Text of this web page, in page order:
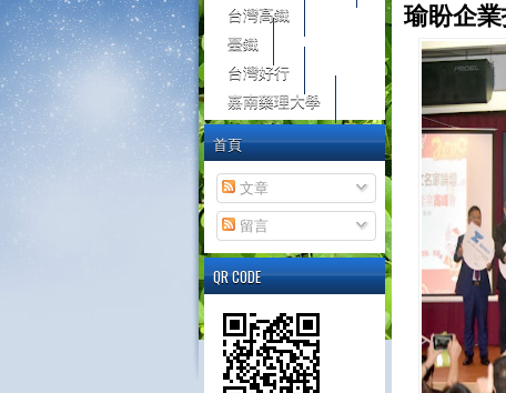
瑜盼企
台灣高鐵
臺鐵
台灣好行
嘉南藥理大學
首頁
文章
留言
QR CODE